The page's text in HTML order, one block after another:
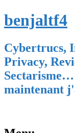
benjaltf4
Cybertrucs,
Privacy,
maintenant